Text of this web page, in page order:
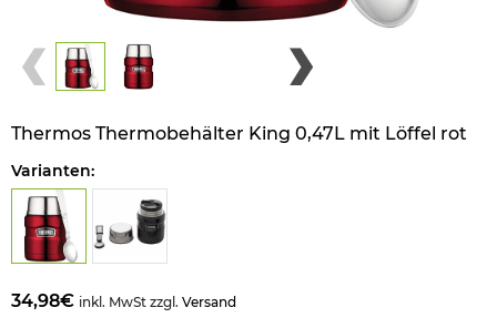
Thermos Thermobehälter King 0,47L mit Löffel rot
Varianten:
34,98€ inkl. MwSt zzgl. Versand